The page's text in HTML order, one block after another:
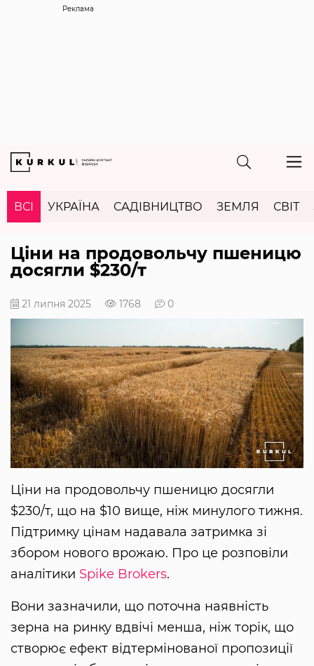
Реклама
ВСІ УКРАЇНА САДІВНИЦТВО ЗЕМЛЯ СВІТ
Ціни на продовольчу пшеницю
досягли $230/т
21 липня 2025 1768 0
Ціни на продовольчу пшеницю досягли
$230/т, що на $10 вище, ніж минулого тижня.
Підтримку цінам надавала затримка зі
збором нового врожаю. Про це розповіли
аналітики Spike Brokers.
Вони зазначили, що поточна наявність
зерна на ринку вдвічі менша, ніж торік, що
створює ефект відтермінованої пропозиції